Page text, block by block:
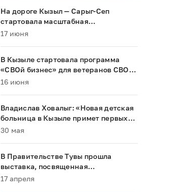
На дороге Кызыл — Сарыг-Сеп
стартовала масштабная
реконструкция
17 июня
В Кызыле стартовала программа
«СВОй бизнес» для ветеранов СВО и
их семей
16 июня
Владислав Ховалыг: «Новая детская
больница в Кызыле примет первых
пациентов в 2028 году»
30 мая
В Правительстве Тувы прошла
выставка, посвященная
национальным проектам
17 апреля